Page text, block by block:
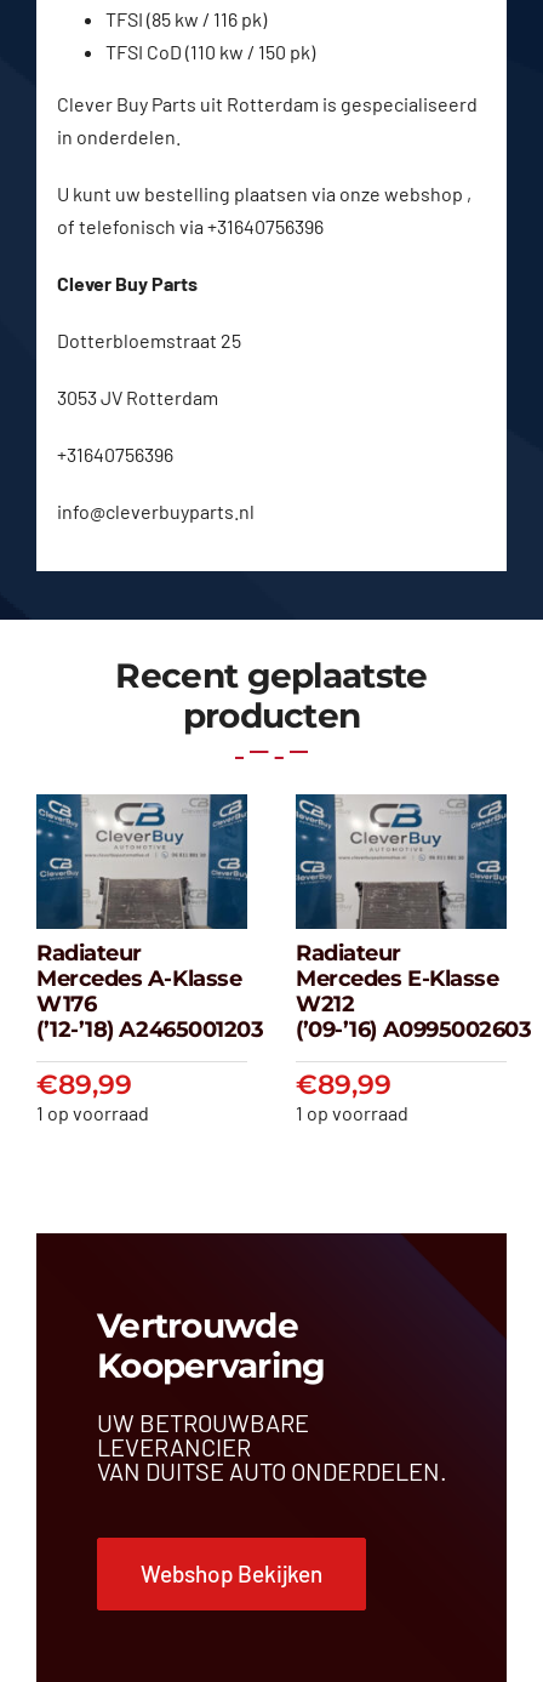
TFSI (85 kw / 116 pk)
TFSI CoD (110 kw / 150 pk)
Clever Buy Parts uit Rotterdam is gespecialiseerd
in onderdelen.
U kunt uw bestelling plaatsen via onze webshop ,
of telefonisch via +31640756396
Clever Buy Parts
Dotterbloemstraat 25
3053 JV Rotterdam
+31640756396
info@cleverbuyparts.nl
Recent geplaatste
producten
Radiateur
Mercedes A-
klasse W176
(’12-’18) A2465001203
€89,99
Radiateur
Mercedes A-Klasse
W176
(’12-’18) A2465001203
€89,99
1 op voorraad
Radiateur
Mercedes E-
klasse W212
(’09-’16)
€89,99
Radiateur
Mercedes E-Klasse
W212
(’09-’16) A0995002603
€89,99
1 op voorraad
Vertrouwde
Koopervaring
UW BETROUWBARE
LEVERANCIER
VAN DUITSE AUTO ONDERDELEN.
Webshop Bekijken